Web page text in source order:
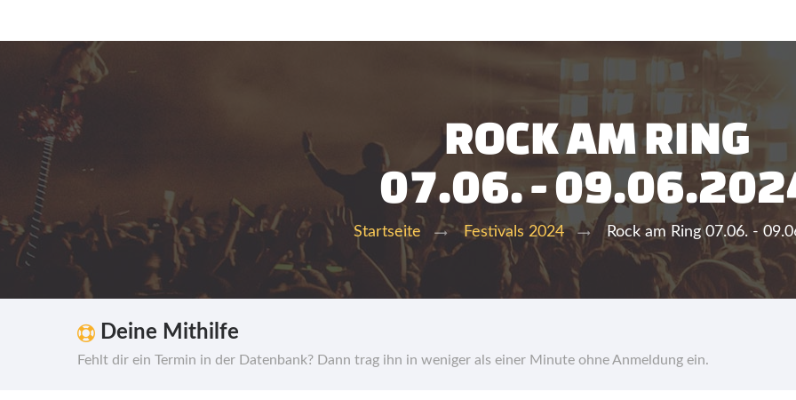
ROCK AM RING
07.06. -
Startseite Festivals 2024 Rock am Ring 07.06. -
Deine Mithilfe
Fehlt dir ein Termin in der Datenbank? Dann trag ihn in weniger als einer Minute ohne Anmeldung ein.